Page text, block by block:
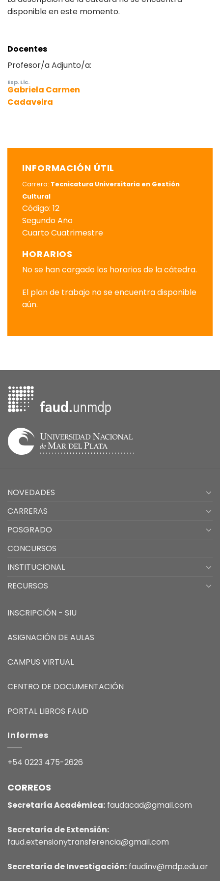
disponible en este momento.
Docentes
Profesor/a Adjunto/a:
Esp. Lic.
Gabriela Carmen
Cadaveira
INFORMACIÓN ÚTIL
Carrera: Tecnicatura Universitaria en Gestión
Cultural
Código: 12
Segundo Año
Cuarto Cuatrimestre
HORARIOS
No se han cargado los horarios de la cátedra.
El plan de trabajo no se encuentra disponible
aún.
NOVEDADES
CARRERAS
POSGRADO
CONCURSOS
INSTITUCIONAL
RECURSOS
INSCRIPCIÓN - SIU
ASIGNACIÓN DE AULAS
CAMPUS VIRTUAL
CENTRO DE DOCUMENTACIÓN
PORTAL LIBROS FAUD
Informes
+54 0223 475-2626
CORREOS
Secretaría Académica: faudacad@gmail.com
Secretaría de Extensión:
faud.extensionytransferencia@gmail.com
Secretaría de Investigación: faudinv@mdp.edu.ar